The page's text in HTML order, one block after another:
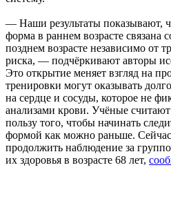
— Наши результаты показывают,
форма в раннем возрасте связана
позднем возрасте независимо от
риска, — подчёркивают авторы
Это открытие меняет взгляд на
тренировки могут оказывать
на сердце и сосуды, которое не
анализами крови. Учёные
пользу того, чтобы начинать
формой как можно раньше.
продолжить наблюдение за
их здоровья в возрасте 68 лет,